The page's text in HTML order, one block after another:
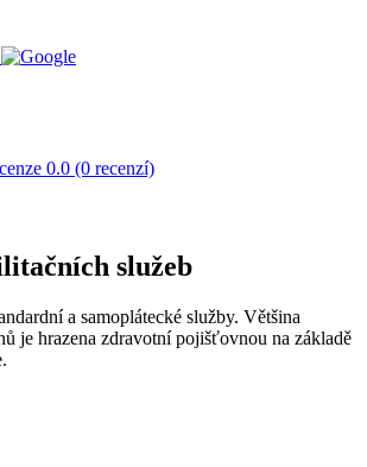
0.0 (0 recenzí)
služeb
a samoplátecké služby. Většina
je hrazena zdravotní pojišťovnou na základě